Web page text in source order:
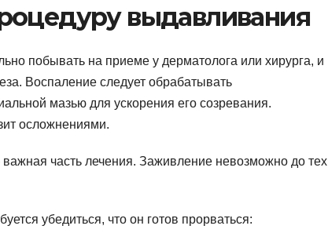
выдавливания
побывать на приеме у дерматолога или хирурга, и
Воспаление следует обрабатывать
мазью для ускорения его созревания.
осложнениями.
часть лечения. Заживление невозможно до тех
убедиться, что он готов прорваться: